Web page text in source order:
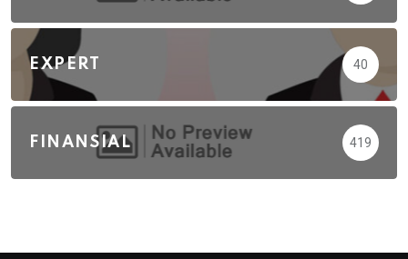
EXPERT 40
FINANSIAL 419